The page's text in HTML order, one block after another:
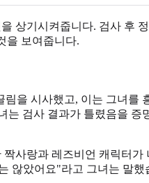
상기시켜줍니다. 검사 후
을 보여줍니다.
을 시사했고, 이는 그녀를
검사 결과가 틀렸음을 증
사랑과 레즈비언 캐릭터가
않았어요"라고 그녀는 말했